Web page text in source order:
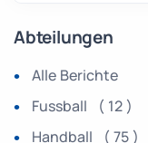
Abteilungen
Alle Berichte
Fussball ( 12 )
Handball ( 75 )